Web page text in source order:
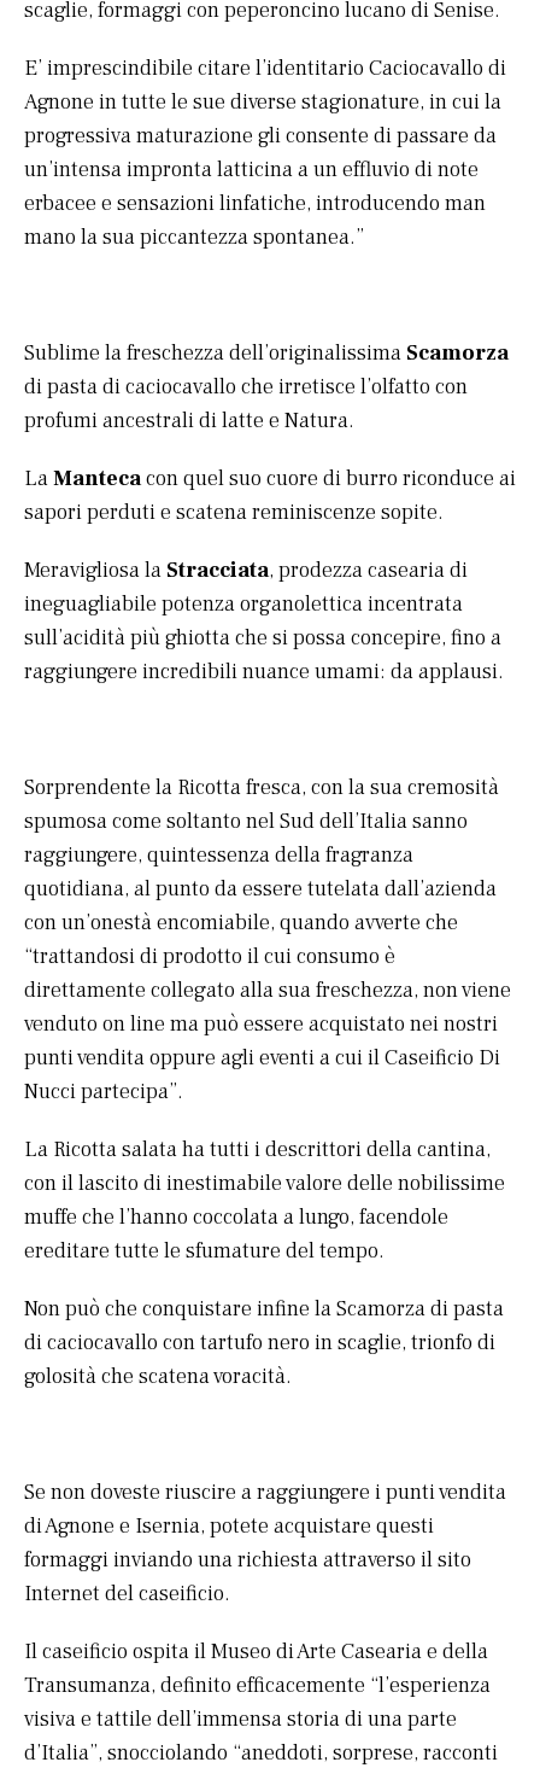
scaglie, formaggi con peperoncino lucano di Senise.
E’ imprescindibile citare l’identitario Caciocavallo di
Agnone in tutte le sue diverse stagionature, in cui la
progressiva maturazione gli consente di passare da
un’intensa impronta latticina a un effluvio di note
erbacee e sensazioni linfatiche, introducendo man
mano la sua piccantezza spontanea.”
Sublime la freschezza dell’originalissima Scamorza
di pasta di caciocavallo che irretisce l’olfatto con
profumi ancestrali di latte e Natura.
LaMantecacon quel suo cuore di burro riconduce ai
sapori perduti e scatena reminiscenze sopite.
Meravigliosa la Stracciata, prodezza casearia di
ineguagliabile potenza organolettica incentrata
sull’acidità più ghiotta che si possa concepire, fino a
raggiungere incredibili nuance umami: da applausi.
Sorprendente la Ricotta fresca, con la sua cremosità
spumosa come soltanto nel Sud dell’Italia sanno
raggiungere, quintessenza della fragranza
quotidiana, al punto da essere tutelata dall’azienda
con un’onestà encomiabile, quando avverte che
“trattandosi di prodotto il cui consumo è
direttamente collegato alla sua freschezza, non viene
venduto on line ma può essere acquistato nei nostri
punti vendita oppure agli eventi a cui il Caseificio Di
Nucci partecipa”.
La Ricotta salata ha tutti i descrittori della cantina,
con il lascito di inestimabile valore delle nobilissime
muffe che l’hanno coccolata a lungo, facendole
ereditare tutte le sfumature del tempo.
Non può che conquistare infine la Scamorza di pasta
di caciocavallo con tartufo nero in scaglie, trionfo di
golosità che scatena voracità.
Se non doveste riuscire a raggiungere i punti vendita
di Agnone e Isernia, potete acquistare questi
formaggi inviando una richiesta attraverso il sito
Internet del caseificio.
Il caseificio ospita il Museo di Arte Casearia e della
Transumanza, definito efficacemente “l’esperienza
visiva e tattile dell’immensa storia di una parte
d’Italia”, snocciolando “aneddoti, sorprese, racconti